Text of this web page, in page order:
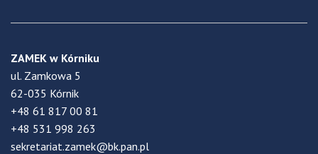
ZAMEK w Kórniku
ul. Zamkowa 5
62-035 Kórnik
+48 61 817 00 81
+48 531 998 263
sekretariat.zamek@bk.pan.pl